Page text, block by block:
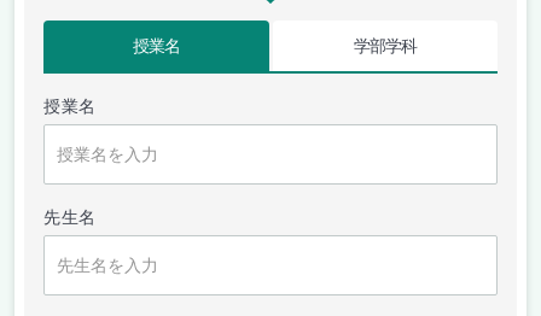
授業名 学部学科
授業名
先生名